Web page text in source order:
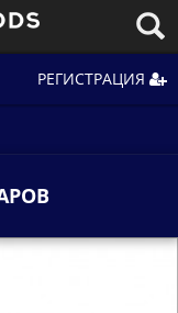
РЕГИСТРАЦИЯ